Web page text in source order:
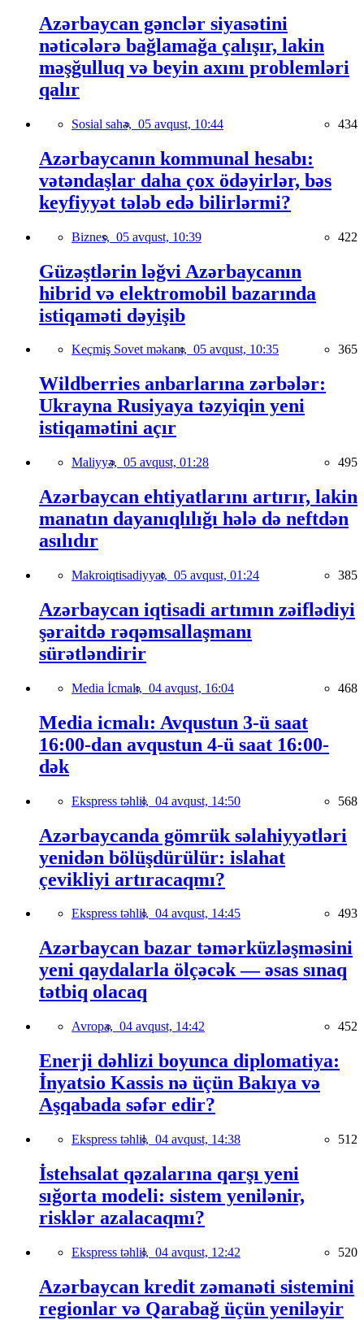
Azərbaycan gənclər siyasətini
nəticələrə bağlamağa çalışır, lakin
məşğulluq və beyin axını problemləri
qalır
Sosial sahə, 05 avqust, 10:44 434
Azərbaycanın kommunal hesabı:
vətəndaşlar daha çox ödəyirlər, bəs
keyfiyyət tələb edə bilirlərmi?
Biznes, 05 avqust, 10:39 422
Güzəştlərin ləğvi Azərbaycanın
hibrid və elektromobil bazarında
istiqaməti dəyişib
Keçmiş Sovet məkanı, 05 avqust, 10:35 365
Wildberries anbarlarına zərbələr:
Ukrayna Rusiyaya təzyiqin yeni
istiqamətini açır
Maliyyə, 05 avqust, 01:28 495
Azərbaycan ehtiyatlarını artırır, lakin
manatın dayanıqlılığı hələ də neftdən
asılıdır
Makroiqtisadiyyat, 05 avqust, 01:24 385
Azərbaycan iqtisadi artımın zəiflədiyi
şəraitdə rəqəmsallaşmanı
sürətləndirir
Media İcmalı, 04 avqust, 16:04 468
Media icmalı: Avqustun 3-ü saat
16:00-dan avqustun 4-ü saat 16:00-
dək
Ekspress təhlil, 04 avqust, 14:50 568
Azərbaycanda gömrük səlahiyyətləri
yenidən bölüşdürülür: islahat
çevikliyi artıracaqmı?
Ekspress təhlil, 04 avqust, 14:45 493
Azərbaycan bazar təmərküzləşməsini
yeni qaydalarla ölçəcək — əsas sınaq
tətbiq olacaq
Avropa, 04 avqust, 14:42 452
Enerji dəhlizi boyunca diplomatiya:
İnyatsio Kassis nə üçün Bakıya və
Aşqabada səfər edir?
Ekspress təhlil, 04 avqust, 14:38 512
İstehsalat qəzalarına qarşı yeni
sığorta modeli: sistem yenilənir,
risklər azalacaqmı?
Ekspress təhlil, 04 avqust, 12:42 520
Azərbaycan kredit zəmanəti sistemini
regionlar və Qarabağ üçün yeniləyir